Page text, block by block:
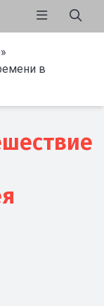
в